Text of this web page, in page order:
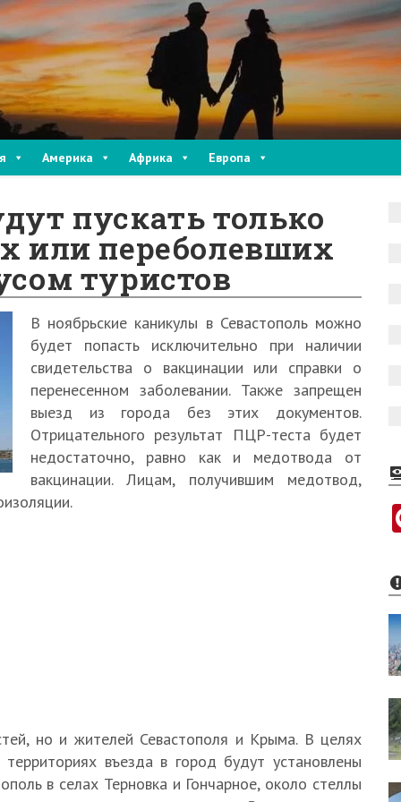
Америка Африка Европа
пускать только
или переболевших
туристов
В ноябрьские каникулы в Севастополь можно
будет попасть исключительно при наличии
свидетельства о вакцинации или справки о
перенесенном заболевании. Также запрещен
выезд из города без этих документов.
Отрицательного результат ПЦР-теста будет
недостаточно, равно как и медотвода от
вакцинации. Лицам, получившим медотвод,
но и жителей Севастополя и Крыма. В целях
въезда в город будут установлены
в селах Терновка и Гончарное, около стеллы